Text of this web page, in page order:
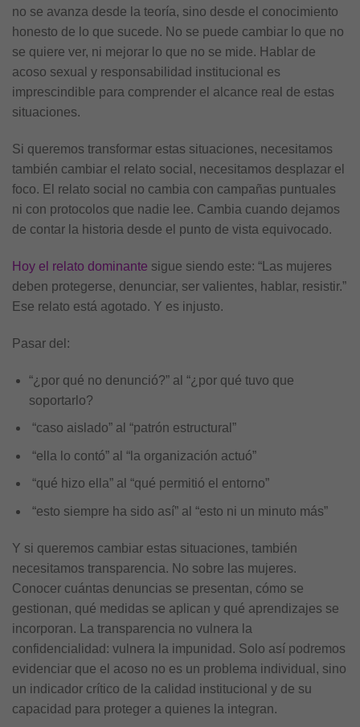
no se avanza desde la teoría, sino desde el conocimiento
honesto de lo que sucede. No se puede cambiar lo que no
se quiere ver, ni mejorar lo que no se mide. Hablar de
acoso sexual y responsabilidad institucional es
imprescindible para comprender el alcance real de estas
situaciones.
Si queremos transformar estas situaciones, necesitamos
también cambiar el relato social, necesitamos desplazar el
foco. El relato social no cambia con campañas puntuales
ni con protocolos que nadie lee. Cambia cuando dejamos
de contar la historia desde el punto de vista equivocado.
Hoy el relato dominante sigue siendo este: “Las mujeres
deben protegerse, denunciar, ser valientes, hablar, resistir.”
Ese relato está agotado. Y es injusto.
Pasar del:
“¿por qué no denunció?” al “¿por qué tuvo que
soportarlo?
“caso aislado” al “patrón estructural”
“ella lo contó” al “la organización actuó”
“qué hizo ella” al “qué permitió el entorno”
“esto siempre ha sido así” al “esto ni un minuto más”
Y si queremos cambiar estas situaciones, también
necesitamos transparencia. No sobre las mujeres.
Conocer cuántas denuncias se presentan, cómo se
gestionan, qué medidas se aplican y qué aprendizajes se
incorporan. La transparencia no vulnera la
confidencialidad: vulnera la impunidad. Solo así podremos
evidenciar que el acoso no es un problema individual, sino
un indicador crítico de la calidad institucional y de su
capacidad para proteger a quienes la integran.